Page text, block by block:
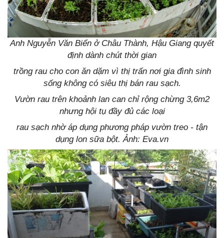
Anh Nguyễn Văn Biển ở Châu Thành, Hậu Giang quyết
định dành chút thời gian
trồng rau cho con ăn dặm vì thị trấn nơi gia đình sinh
sống không có siêu thị bán rau sạch.
Vườn rau trên khoảnh lan can chỉ rộng chừng 3,6m2
nhưng hội tụ đầy đủ các loại
rau sạch nhờ áp dụng phương pháp vườn treo - tận
dụng lon sữa bột. Ảnh: Eva.vn